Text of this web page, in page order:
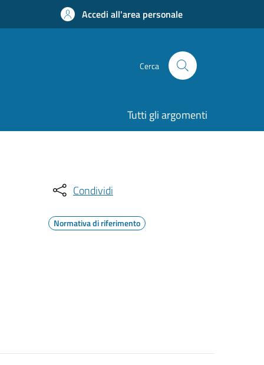
Accedi all'area personale
Cerca
Tutti gli argomenti
Condividi
Normativa di riferimento